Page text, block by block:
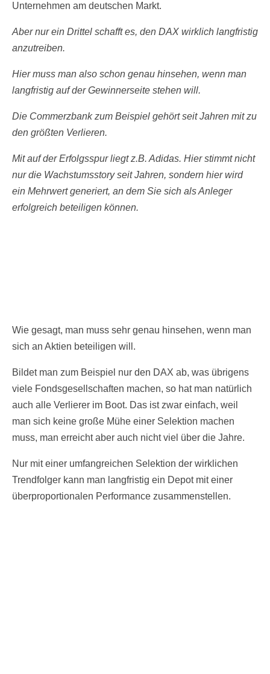
Unternehmen am deutschen Markt.
Aber nur ein Drittel schafft es, den DAX wirklich langfristig
anzutreiben.
Hier muss man also schon genau hinsehen, wenn man
langfristig auf der Gewinnerseite stehen will.
Die Commerzbank zum Beispiel gehört seit Jahren mit zu
den größten Verlieren.
Mit auf der Erfolgsspur liegt z.B. Adidas. Hier stimmt nicht
nur die Wachstumsstory seit Jahren, sondern hier wird
ein Mehrwert generiert, an dem Sie sich als Anleger
erfolgreich beteiligen können.
Wie gesagt, man muss sehr genau hinsehen, wenn man
sich an Aktien beteiligen will.
Bildet man zum Beispiel nur den DAX ab, was übrigens
viele Fondsgesellschaften machen, so hat man natürlich
auch alle Verlierer im Boot. Das ist zwar einfach, weil
man sich keine große Mühe einer Selektion machen
muss, man erreicht aber auch nicht viel über die Jahre.
Nur mit einer umfangreichen Selektion der wirklichen
Trendfolger kann man langfristig ein Depot mit einer
überproportionalen Performance zusammenstellen.